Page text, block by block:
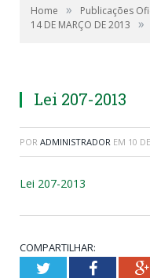
Home » Publicações
14 DE MARÇO DE 2013
»
Lei 207-2013
POR ADMINISTRADOR EM 10
Lei 207-2013
COMPARTILHAR:
TwitterFacebook